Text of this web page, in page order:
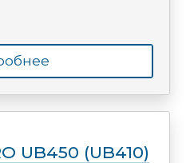
UB450 (UB410)